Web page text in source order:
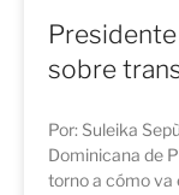
sobre
Por: Suleika
Dominicana de
torno a cómo va